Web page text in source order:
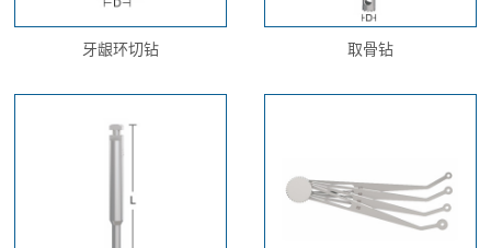
牙龈环切钻 取骨钻